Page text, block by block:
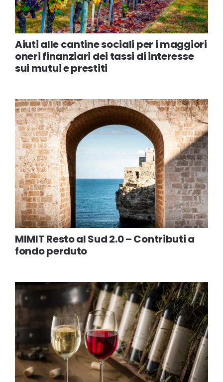
Aiuti alle cantine sociali per i maggiori
oneri finanziari dei tassi di interesse
sui mutui e prestiti
MIMIT Resto al Sud 2.0 – Contributi a
fondo perduto